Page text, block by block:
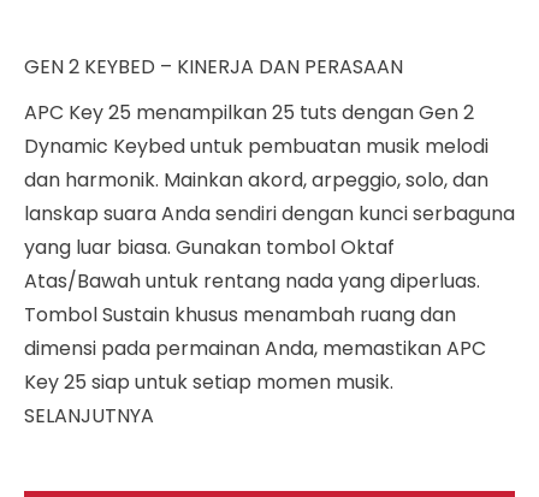
GEN 2 KEYBED – KINERJA DAN PERASAAN
APC Key 25 menampilkan 25 tuts dengan Gen 2
Dynamic Keybed untuk pembuatan musik melodi
dan harmonik. Mainkan akord, arpeggio, solo, dan
lanskap suara Anda sendiri dengan kunci serbaguna
yang luar biasa. Gunakan tombol Oktaf
Atas/Bawah untuk rentang nada yang diperluas.
Tombol Sustain khusus menambah ruang dan
dimensi pada permainan Anda, memastikan APC
Key 25 siap untuk setiap momen musik.
SELANJUTNYA